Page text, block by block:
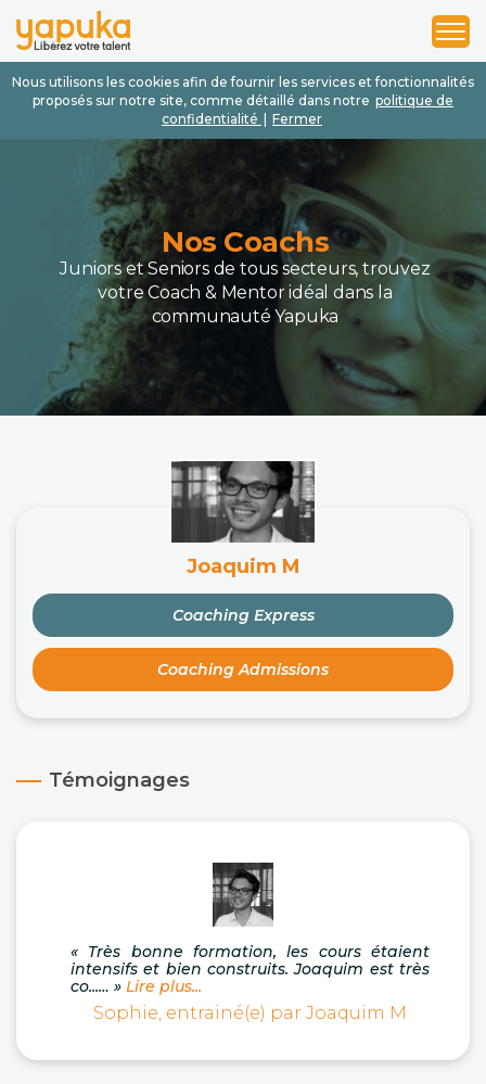
Nous utilisons les cookies afin de fournir les services et fonctionnalités
proposés sur notre site, comme détaillé dans notre politique de
confidentialité
Fermer
1
2
3
Nos Coachs
Juniors et Seniors de tous secteurs, trouvez
votre Coach & Mentor idéal dans la
communauté Yapuka
Joaquim M
Coaching Express
Coaching Admissions
Témoignages
« Très bonne formation, les cours étaient
intensifs et bien construits. Joaquim est très
co...… » Lire plus...
Sophie, entrainé(e) par Joaquim M